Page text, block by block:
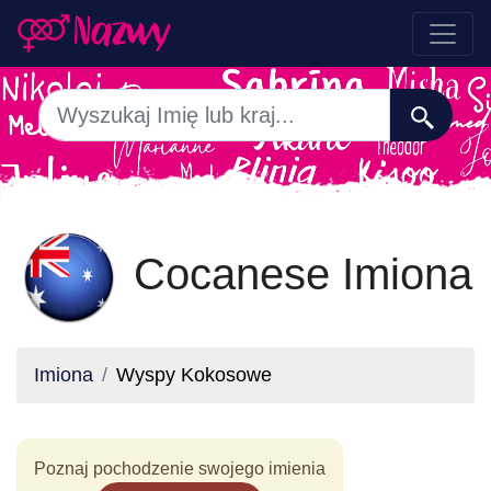
Cocanese Imiona
Imiona Wyspy Kokosowe
Poznaj pochodzenie swojego imienia